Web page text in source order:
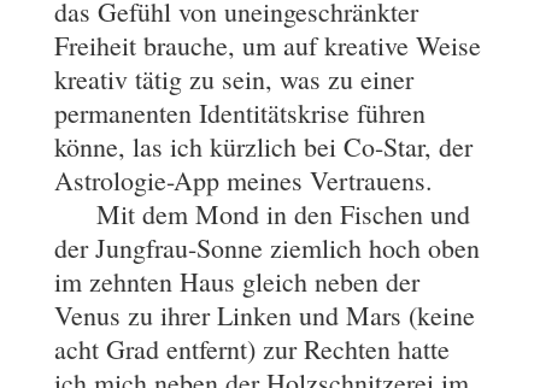
das Gefühl von uneingeschränkter
Freiheit brauche, um auf kreative Weise
kreativ tätig zu sein, was zu einer
permanenten Identitätskrise führen
könne, las ich kürzlich bei Co-Star, der
Astrologie-App meines Vertrauens.
Mit dem Mond in den Fischen und
der Jungfrau-Sonne ziemlich hoch oben
im zehnten Haus gleich neben der
Venus zu ihrer Linken und Mars (keine
acht Grad entfernt) zur Rechten hatte